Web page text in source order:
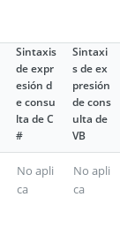
Sintaxis
de expr
esión d
e consu
lta de C
#
Sintaxi
s de ex
presión
de cons
ulta de
VB
No apli
ca
No apli
ca